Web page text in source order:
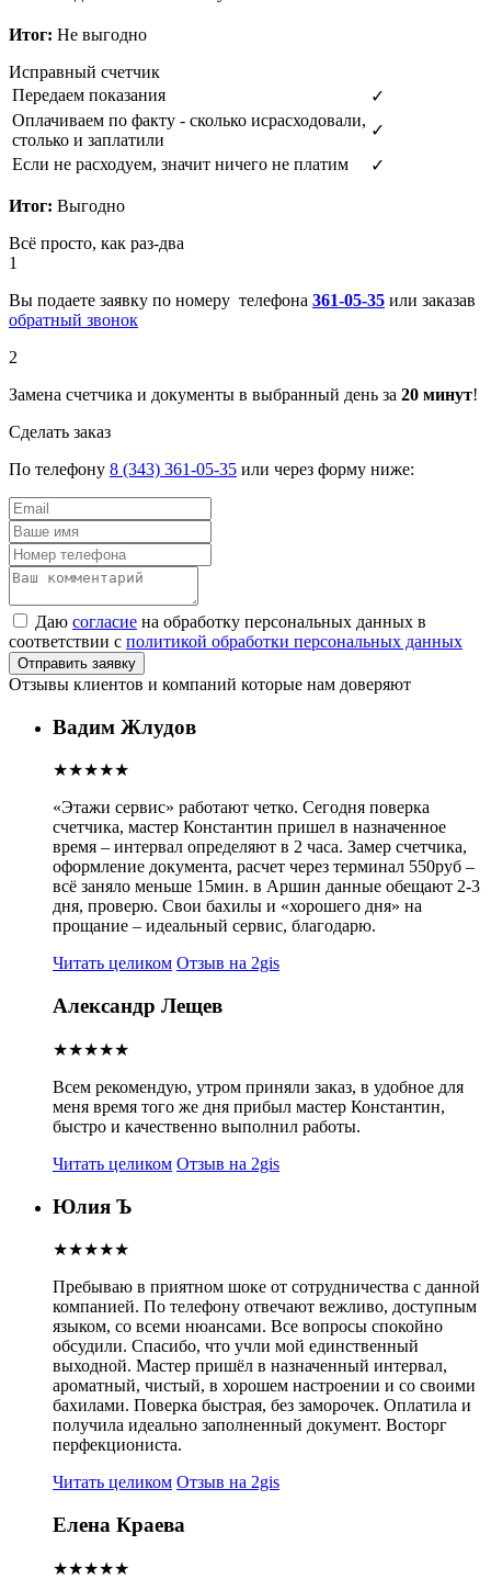
Итог: Не выгодно
Исправный счетчик
Передаем показания
✓
Оплачиваем по факту - сколько исрасходовали,
столько и заплатили
✓
Если не расходуем, значит ничего не платим
✓
Итог: Выгодно
Всё просто, как раз-два
1
Вы подаете заявку по номеру телефона 361-05-35 или заказав
обратный звонок
2
Замена счетчика и документы в выбранный день за 20 минут!
Сделать заказ
По телефону 8 (343) 361-05-35 или через форму ниже:
Даю согласие на обработку персональных данных в
соответствии с политикой обработки персональных данных
Отправить заявку
Отзывы клиентов и компаний которые нам доверяют
Вадим Жлудов
★★★★★
«Этажи сервис» работают четко. Сегодня поверка
счетчика, мастер Константин пришел в назначенное
время – интервал определяют в 2 часа. Замер счетчика,
оформление документа, расчет через терминал 550руб –
всё заняло меньше 15мин. в Аршин данные обещают 2-3
дня, проверю. Свои бахилы и «хорошего дня» на
прощание – идеальный сервис, благодарю.
Читать целиком Отзыв на 2gis
Александр Лещев
★★★★★
Всем рекомендую, утром приняли заказ, в удобное для
меня время того же дня прибыл мастер Константин,
быстро и качественно выполнил работы.
Читать целиком Отзыв на 2gis
Юлия Ъ
★★★★★
Пребываю в приятном шоке от сотрудничества с данной
компанией. По телефону отвечают вежливо, доступным
языком, со всеми нюансами. Все вопросы спокойно
обсудили. Спасибо, что учли мой единственный
выходной. Мастер пришёл в назначенный интервал,
ароматный, чистый, в хорошем настроении и со своими
бахилами. Поверка быстрая, без заморочек. Оплатила и
получила идеально заполненный документ. Восторг
перфекциониста.
Читать целиком Отзыв на 2gis
Елена Краева
★★★★★